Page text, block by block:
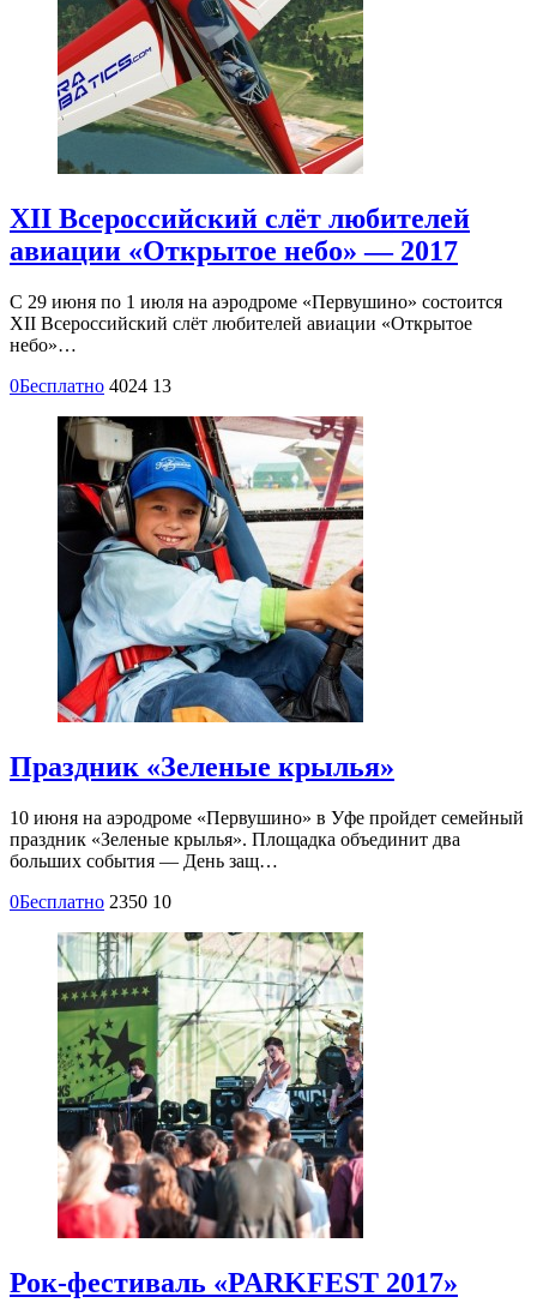
XII Всероссийский слёт любителей
авиации «Открытое небо» — 2017
С 29 июня по 1 июля на аэродроме «Первушино» состоится
XII Всероссийский слёт любителей авиации «Открытое
небо»…
0Бесплатно 4024 13
Праздник «Зеленые крылья»
10 июня на аэродроме «Первушино» в Уфе пройдет семейный
праздник «Зеленые крылья». Площадка объединит два
больших события — День защ…
0Бесплатно 2350 10
Рок-фестиваль «PARKFEST 2017»